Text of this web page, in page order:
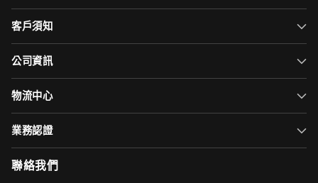
客戶須知
公司資訊
物流中心
業務認證
聯絡我們